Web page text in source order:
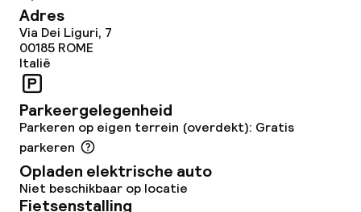
Adres
Via Dei Liguri, 7
00185 ROME
Italië
Parkeergelegenheid
Parkeren op eigen terrein (overdekt): Gratis
parkeren
Opladen elektrische auto
Niet beschikbaar op locatie
Fietsenstalling